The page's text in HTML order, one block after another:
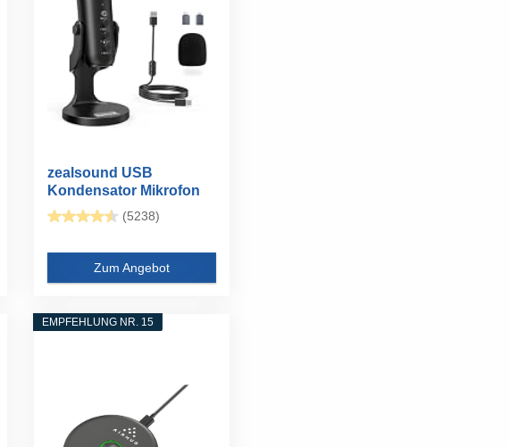
zealsound USB
Kondensator Mikrofon
für PC Laptop...
(5238)
Zum Angebot
EMPFEHLUNG NR. 15